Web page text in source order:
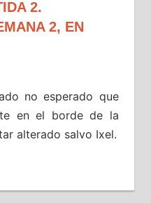
2.
2, EN
no esperado que
en el borde de la
alterado salvo Ixel.